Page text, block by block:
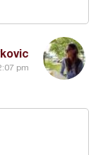
pm